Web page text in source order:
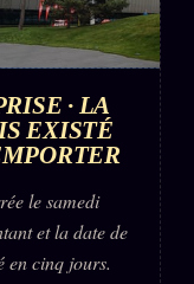
· LA
EXISTÉ
le samedi
et la date de
en cinq jours.